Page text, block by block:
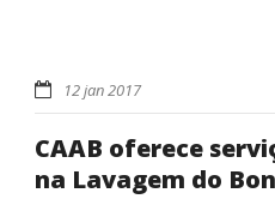
12 jan 2017
CAAB oferece
na Lavagem do